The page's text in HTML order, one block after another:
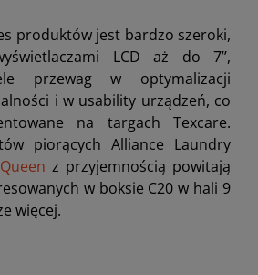
produktów jest bardzo szeroki,
LCD aż do 7’’,
przewag w optymalizacji
i w usability urządzeń, co
na targach Texcare.
piorących Alliance Laundry
z przyjemnością powitają
w boksie C20 w hali 9
więcej.